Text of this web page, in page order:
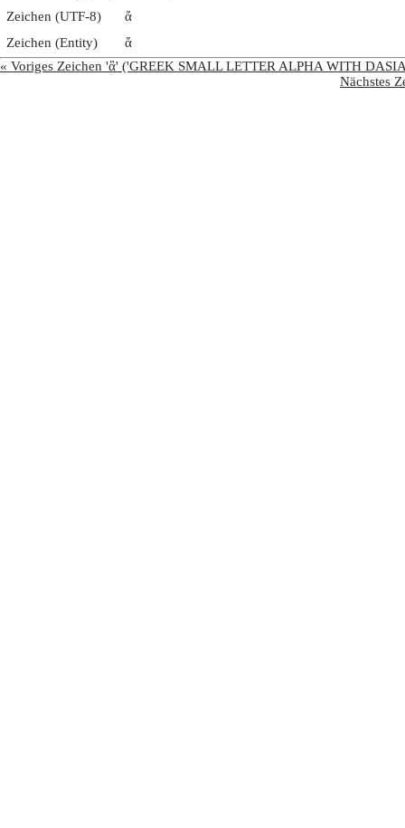
Zeichen (UTF-8)
ἄ
Zeichen (Entity)
ἄ
« Voriges Zeichen 'ἃ' ('GREEK SMALL LETTER ALPHA WITH
Nächstes